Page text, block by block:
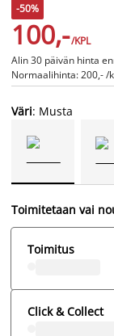
-50%
100,-/KPL
Alin 30 päivän hinta
Normaalihinta: 200,- /
Väri: Musta
Toimitetaan vai
Toimitus
Click & Collect